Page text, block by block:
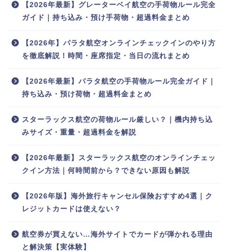
【2026年最新】グレーターベイ航空の手荷物ルール完全
ガイド｜持ち込み・預け手荷物・超過料金まとめ
【2026年】パラタ航空オンラインチェックインのやり方
を徹底解説！時間・座席指定・当日の流れまとめ
【2026年最新】パラタ航空の手荷物ルール完全ガイド｜
持ち込み・預け荷物・超過料金まとめ
スターラックス航空の荷物ルール厳しい？｜機内持ち込
みサイズ・重量・超過料金を解説
【2026年最新】スターラックス航空のオンラインチェッ
クイン方法｜何時間前から？できない原因も解説
【2026年版】海外旅行キャンセル保険おすすめ4選｜ク
レジットカードは使えない？
航空券が買えない…海外サイトでカードが弾かれる理由
と解決策【実体験】